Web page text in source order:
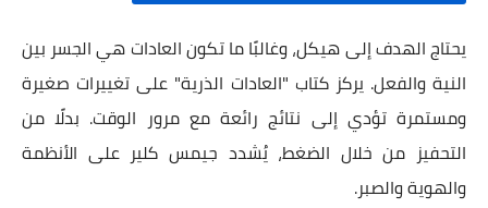
يحتاج الهدف إلى هيكل، وغالبًا ما تكون العادات هي الجسر بين
النية والفعل. يركز كتاب "العادات الذرية" على تغييرات صغيرة
ومستمرة تؤدي إلى نتائج رائعة مع مرور الوقت. بدلًا من
التحفيز من خلال الضغط، يُشدد جيمس كلير على الأنظمة
والهوية والصبر.